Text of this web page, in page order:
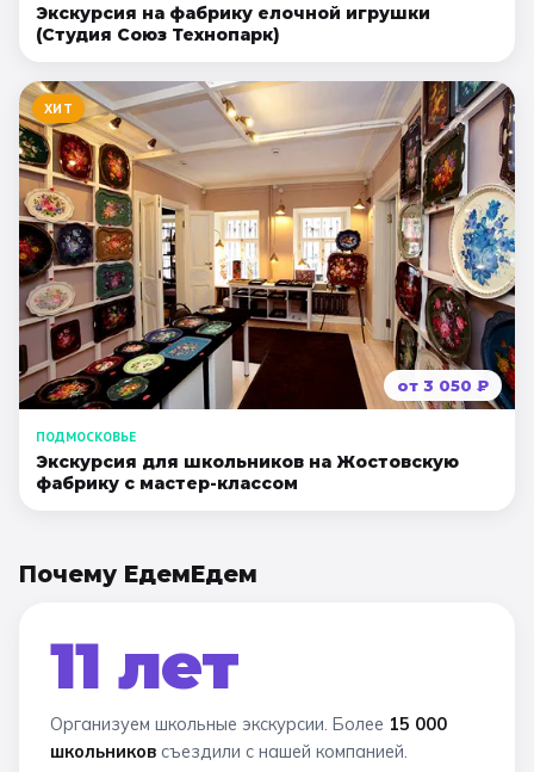
Экскурсия на фабрику eлочной игрушки
(Студия Союз Технопарк)
ХИТ
от 3 050 ₽
ПОДМОСКОВЬЕ
Экскурсия для школьников на Жостовскую
фабрику с мастер-классом
Почему ЕдемЕдем
11 лет
Организуем школьные экскурсии. Более 15 000
школьников съездили с нашей компанией.